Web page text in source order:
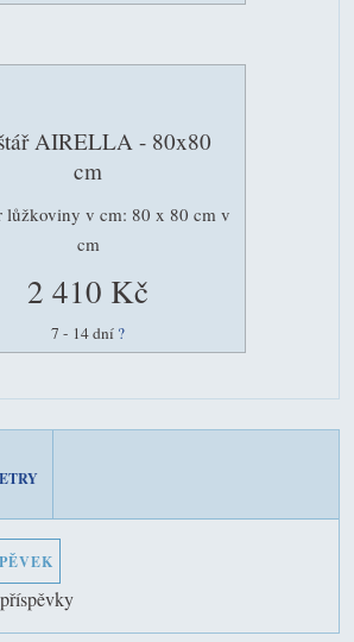
AIRELLA - 80x80
cm
lůžkoviny v cm: 80 x 80 cm v
cm
2 410 Kč
7 - 14 dní ?